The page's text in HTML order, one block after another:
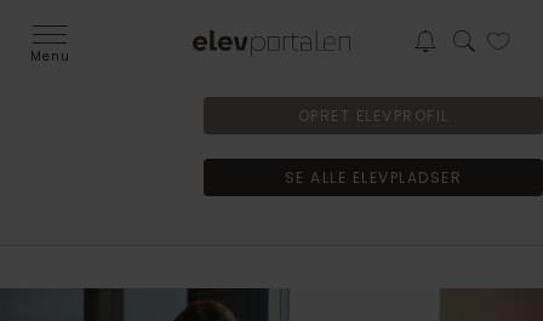
Menu
OPRET ELEVPROFIL
SE ALLE ELEVPLADSER